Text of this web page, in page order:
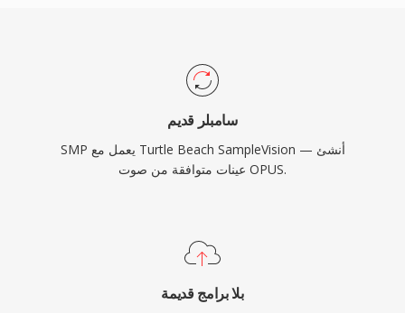
سامبلر قديم
SMP يعمل مع Turtle Beach SampleVision — أنشئ
عينات متوافقة من صوت OPUS.
بلا برامج قديمة